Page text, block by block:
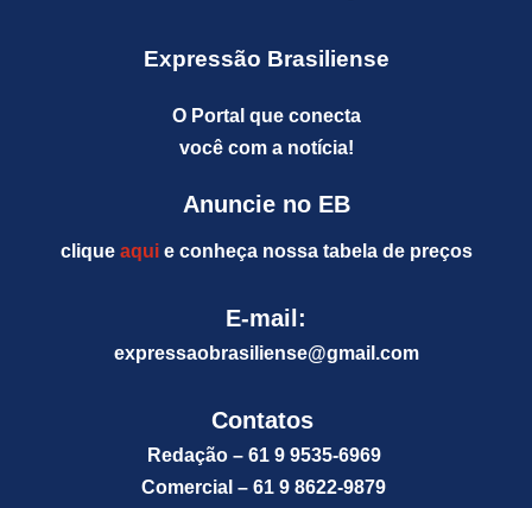
Expressão Brasiliense
O Portal que conecta
você com a notícia!
Anuncie no EB
clique aquie conheça nossa tabela de preços
E-mail:
expressaobrasiliense@gmail.com
Contatos
Redação – 61 9 9535-6969
Comercial – 61 9 8622-9879